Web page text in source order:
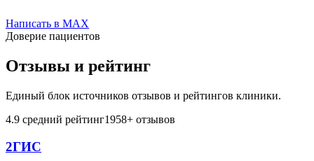
Написать в MAX
Доверие пациентов
Отзывы и рейтинг
Единый блок источников отзывов и рейтингов клиники.
4.9 средний рейтинг1958+ отзывов
2ГИС